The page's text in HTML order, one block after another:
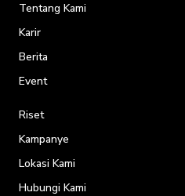
Tentang Kami
Karir
Berita
Event
Riset
Kampanye
Lokasi Kami
Hubungi Kami